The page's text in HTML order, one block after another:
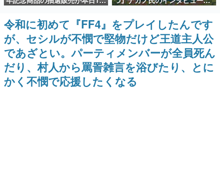
事をまとめました。
ゲームの企画書
名作ゲームクリエイターの方々に製作時のエピソードをお
聞きし、ヒットする企画（ゲーム）とは何か？を探ってい
きます。
赫本
この物語を解いてはいけない。『赫本』は、〈試験問題〉
の形をした短編ホラー小説集です。
時より開始。拡張パック「30th
CELEBRATION」のボックス
に、「プレミアムデッキセット
エーフィ・ブラッキー」
「FUTURISTIC BOX」の計3商
品
解禁。もしまた映画をやれるな
ら「島二郎とオデが取っ組み合
いの喧嘩をする話」にしたいと
回答
令和に初めて『FF4』をプレイしたんです
が、セシルが不憫で堅物だけど王道主人公
であざとい。パーティメンバーが全員死ん
だり、村人から罵詈雑言を浴びたり、とに
かく不憫で応援したくなる